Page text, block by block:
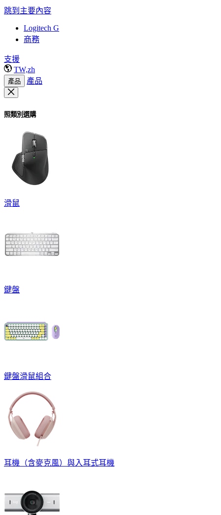
跳到主要內容
Logitech G
商務
支援
TW,zh
產品 產品
照類別選購
滑鼠
鍵盤
鍵盤滑鼠組合
耳機（含麥克風）與入耳式耳機